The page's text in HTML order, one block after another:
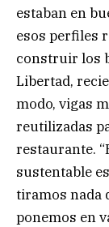
estaban en
esos perfiles
construir los
Libertad,
modo, vigas
reutilizadas
restaurante.
sustentable
tiramos nada
ponemos en